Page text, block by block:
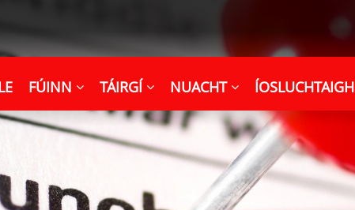
FÚINN TÁIRGÍ NUACHT ÍOSLUCHTAIGH